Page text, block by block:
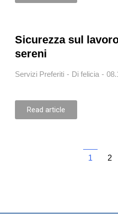
Sicurezza sul
sereni
Servizi Preferiti Di felicia
Read article
1 2